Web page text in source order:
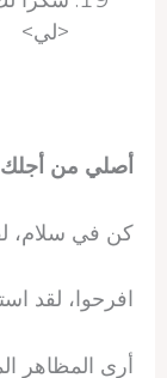
<لي>
أصلي من
كن في سلام،
افرحوا، لقد
أرى المظاهر